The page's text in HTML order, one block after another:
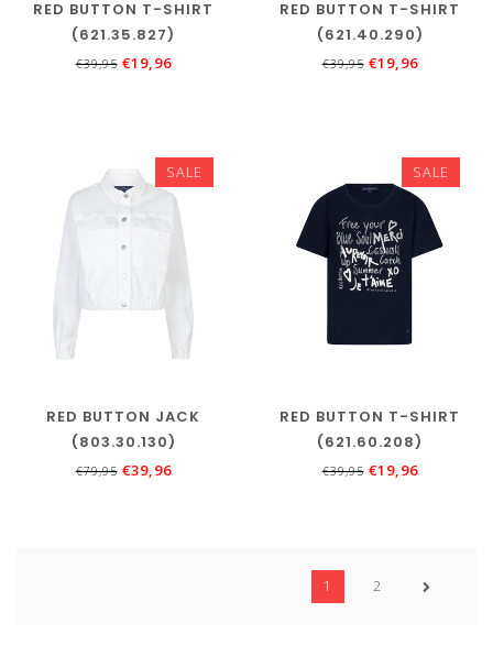
RED BUTTON T-SHIRT
(621.35.827)
€39,95 €19,96
RED BUTTON T-SHIRT
(621.40.290)
€39,95 €19,96
SALE
RED BUTTON JACK
(803.30.130)
€79,95 €39,96
SALE
RED BUTTON T-SHIRT
(621.60.208)
€39,95 €19,96
1 2